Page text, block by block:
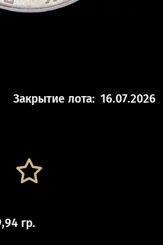
Закрытие лота: 16.07.2026
гр.